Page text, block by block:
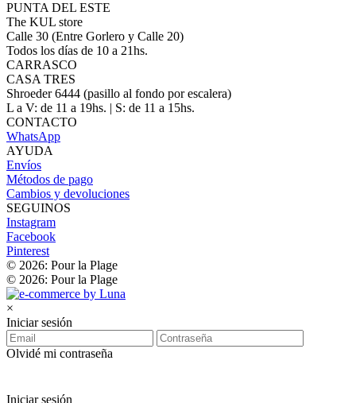
PUNTA DEL ESTE
The KUL store
Calle 30 (Entre Gorlero y Calle 20)
Todos los días de 10 a 21hs.
CARRASCO
CASA TRES
Shroeder 6444 (pasillo al fondo por escalera)
L a V: de 11 a 19hs. | S: de 11 a 15hs.
CONTACTO
WhatsApp
AYUDA
Envíos
Métodos de pago
Cambios y devoluciones
SEGUINOS
Instagram
Facebook
Pinterest
© 2026: Pour la Plage
© 2026: Pour la Plage
×
Iniciar sesión
Olvidé mi contraseña
Iniciar sesión